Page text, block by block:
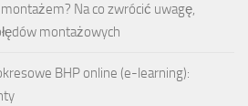
Na co zwrócić uwagę,
montażowych
BHP online (e-learning):